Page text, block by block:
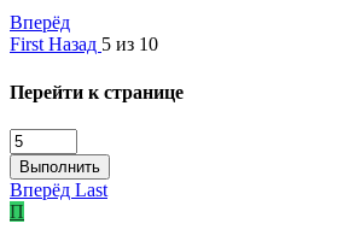
Вперёд
First Назад 5 из 10
Перейти к странице
Выполнить
Вперёд Last
П